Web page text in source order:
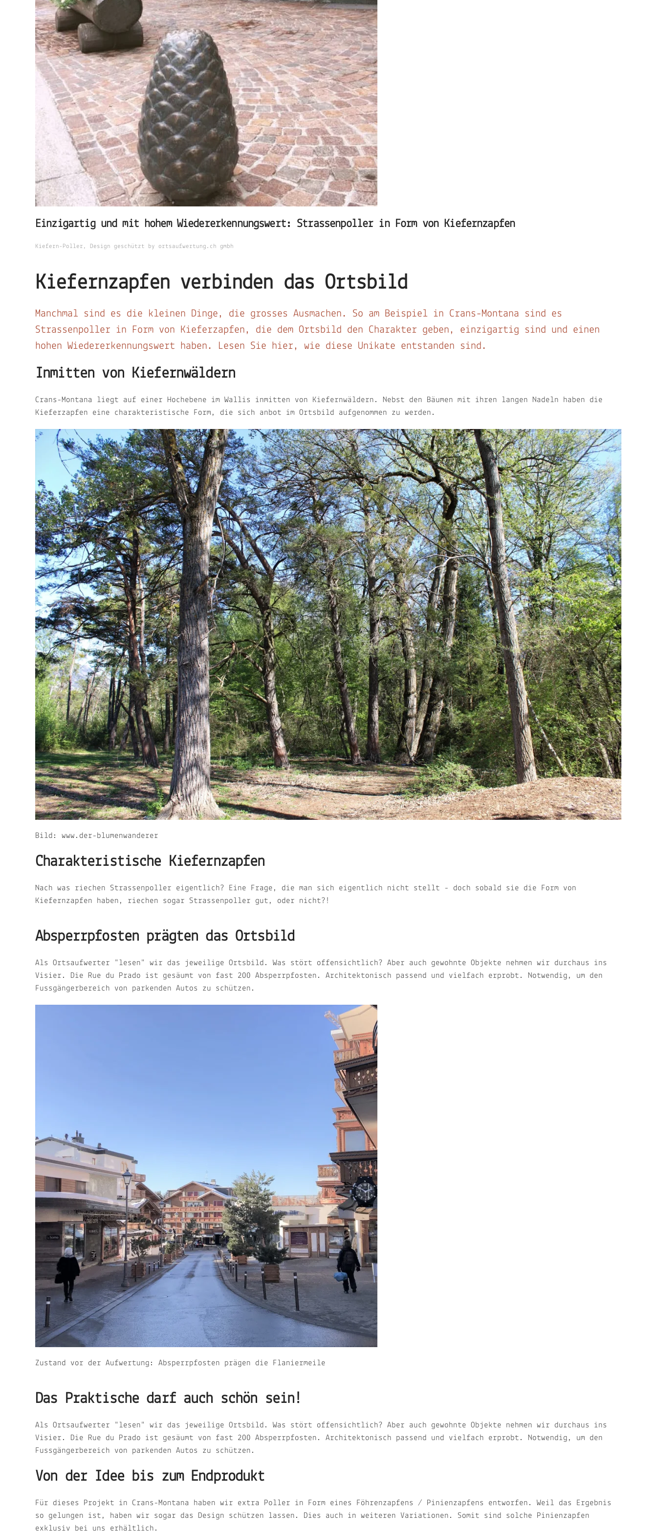
Einzigartig und mit hohem Wiedererkennungswert: Strassenpoller in Form von Kiefernzapfen
Kiefern-Poller, Design geschützt by ortsaufwertung.ch gmbh
Kiefernzapfen verbinden das Ortsbild
Manchmal sind es die kleinen Dinge, die grosses Ausmachen. So am Beispiel in Crans-Montana sind es
Strassenpoller in Form von Kieferzapfen, die dem Ortsbild den Charakter geben, einzigartig sind und einen
hohen Wiedererkennungswert haben. Lesen Sie hier, wie diese Unikate entstanden sind.
Inmitten von Kiefernwäldern
Crans-Montana liegt auf einer Hochebene im Wallis inmitten von Kiefernwäldern. Nebst den Bäumen mit ihren langen Nadeln haben die
Kieferzapfen eine charakteristische Form, die sich anbot im Ortsbild aufgenommen zu werden.
Bild: www.der-blumenwanderer
Charakteristische Kiefernzapfen
Nach was riechen Strassenpoller eigentlich? Eine Frage, die man sich eigentlich nicht stellt - doch sobald sie die Form von
Kiefernzapfen haben, riechen sogar Strassenpoller gut, oder nicht?!
Absperrpfosten prägten das Ortsbild
Als Ortsaufwerter "lesen" wir das jeweilige Ortsbild. Was stört offensichtlich? Aber auch gewohnte Objekte nehmen wir durchaus ins
Visier. Die Rue du Prado ist gesäumt von fast 200 Absperrpfosten. Architektonisch passend und vielfach erprobt. Notwendig, um den
Fussgängerbereich von parkenden Autos zu schützen.
Zustand vor der Aufwertung: Absperrpfosten prägen die Flaniermeile
Das Praktische darf auch schön sein!
Als Ortsaufwerter "lesen" wir das jeweilige Ortsbild. Was stört offensichtlich? Aber auch gewohnte Objekte nehmen wir durchaus ins
Visier. Die Rue du Prado ist gesäumt von fast 200 Absperrpfosten. Architektonisch passend und vielfach erprobt. Notwendig, um den
Fussgängerbereich von parkenden Autos zu schützen.
Von der Idee bis zum Endprodukt
Für dieses Projekt in Crans-Montana haben wir extra Poller in Form eines Föhrenzapfens / Pinienzapfens entworfen. Weil das Ergebnis
so gelungen ist, haben wir sogar das Design schützen lassen. Dies auch in weiteren Variationen. Somit sind solche Pinienzapfen
exklusiv bei uns erhältlich.